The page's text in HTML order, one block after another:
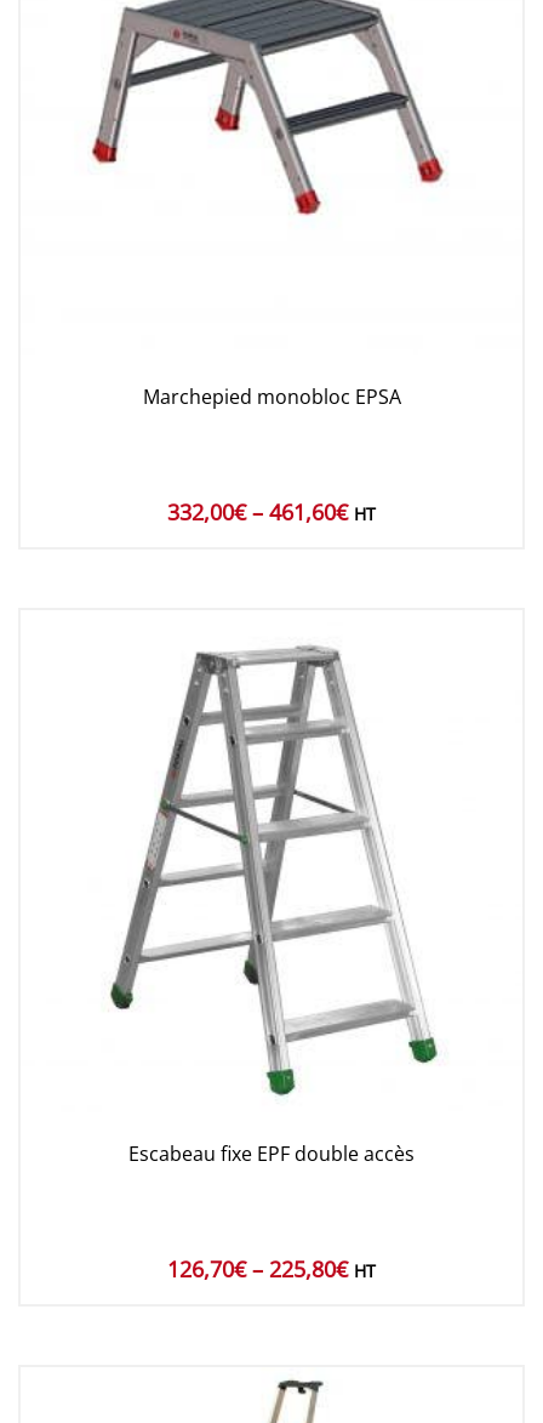
Marchepied monobloc EPSA
332,00€– 461,60€ HT
Escabeau fixe EPF double accès
126,70€– 225,80€ HT